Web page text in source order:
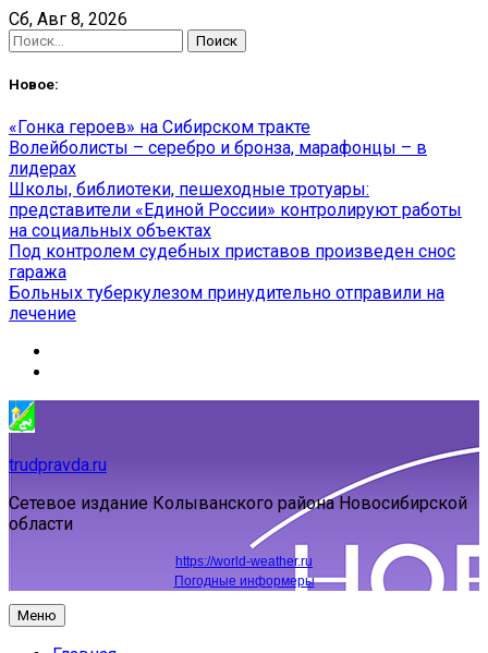
Skip
to
content
Сб, Авг 8, 2026
Найти:
Новое:
«Гонка героев» на Сибирском тракте
Волейболисты – серебро и бронза, марафонцы – в
лидерах
Школы, библиотеки, пешеходные тротуары:
представители «Единой России» контролируют работы
на социальных объектах
Под контролем судебных приставов произведен снос
гаража
Больных туберкулезом принудительно отправили на
лечение
trudpravda.ru
Сетевое издание Колыванского района Новосибирской
области
https://world-weather.ru
Погодные информеры
Меню